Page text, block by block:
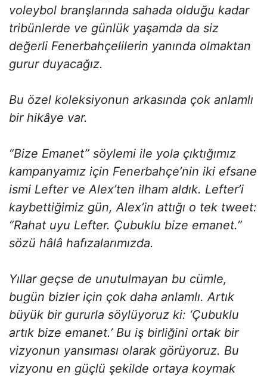
voleybol branşlarında sahada olduğu kadar
tribünlerde ve günlük yaşamda da siz
değerli Fenerbahçelilerin yanında olmaktan
gurur duyacağız.
Bu özel koleksiyonun arkasında çok anlamlı
bir hikâye var.
“Bize Emanet” söylemi ile yola çıktığımız
kampanyamız için Fenerbahçe’nin iki efsane
ismi Lefter ve Alex’ten ilham aldık. Lefter’i
kaybettiğimiz gün, Alex’in attığı o tek tweet:
“Rahat uyu Lefter. Çubuklu bize emanet.”
sözü hâlâ hafızalarımızda.
Yıllar geçse de unutulmayan bu cümle,
bugün bizler için çok daha anlamlı. Artık
büyük bir gururla söylüyoruz ki: ‘Çubuklu
artık bize emanet.’ Bu iş birliğini ortak bir
vizyonun yansıması olarak görüyoruz. Bu
vizyonu en güçlü şekilde ortaya koymak